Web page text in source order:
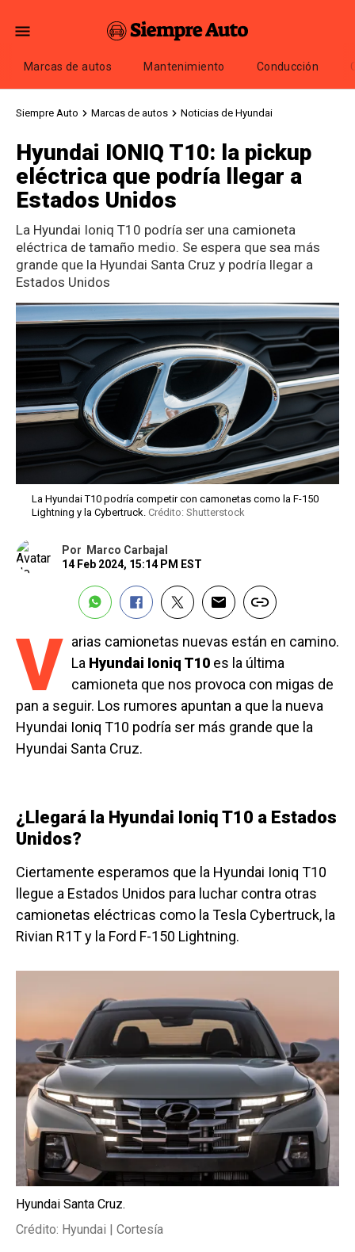
Marcas de autos Mantenimiento Conducción
Siempre Auto Marcas de autos Noticias de Hyundai
Hyundai IONIQ T10: la pickup
eléctrica que podría llegar a
Estados Unidos
La Hyundai Ioniq T10 podría ser una camioneta
eléctrica de tamaño medio. Se espera que sea más
grande que la Hyundai Santa Cruz y podría llegar a
Estados Unidos
La Hyundai T10 podría competir con camonetas como la F-150
Lightning y la Cybertruck. Crédito: Shutterstock
Por
Marco Carbajal
14 Feb 2024, 15:14 PM EST
V arias camionetas nuevas están en camino.
La Hyundai Ioniq T10 es la última
camioneta que nos provoca con migas de
pan a seguir. Los rumores apuntan a que la nueva
Hyundai Ioniq T10 podría ser más grande que la
Hyundai Santa Cruz.
¿Llegará la Hyundai Ioniq T10 a Estados
Unidos?
Ciertamente esperamos que la Hyundai Ioniq T10
llegue a Estados Unidos para luchar contra otras
camionetas eléctricas como la Tesla Cybertruck, la
Rivian R1T y la Ford F-150 Lightning.
Hyundai Santa Cruz.
Crédito: Hyundai | Cortesía